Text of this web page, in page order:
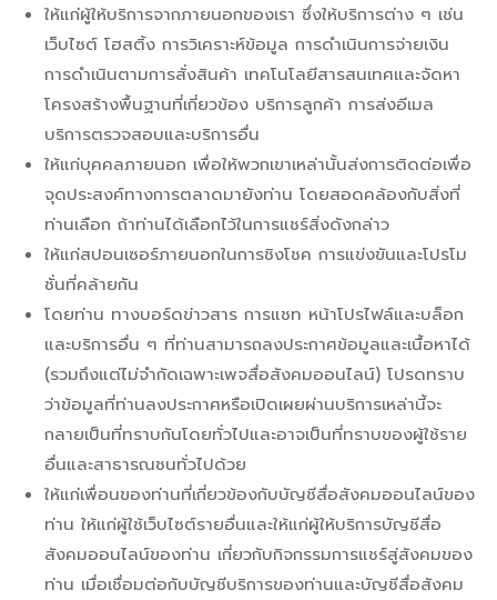
ให้แก่ผู้ให้บริการจากภายนอกของเรา ซึ่งให้บริการต่าง ๆ เช่น
เว็บไซต์ โฮสติ้ง การวิเคราะห์ข้อมูล การดำเนินการจ่ายเงิน
การดำเนินตามการสั่งสินค้า เทคโนโลยีสารสนเทศและจัดหา
โครงสร้างพื้นฐานที่เกี่ยวข้อง บริการลูกค้า การส่งอีเมล
บริการตรวจสอบและบริการอื่น
ให้แก่บุคคลภายนอก เพื่อให้พวกเขาเหล่านั้นส่งการติดต่อเพื่อ
จุดประสงค์ทางการตลาดมายังท่าน โดยสอดคล้องกับสิ่งที่
ท่านเลือก ถ้าท่านได้เลือกไว้ในการแชร์สิ่งดังกล่าว
ให้แก่สปอนเซอร์ภายนอกในการชิงโชค การแข่งขันและโปรโม
ชั่นที่คล้ายกัน
โดยท่าน ทางบอร์ดข่าวสาร การแชท หน้าโปรไฟล์และบล็อก
และบริการอื่น ๆ ที่ท่านสามารถลงประกาศข้อมูลและเนื้อหาได้
(รวมถึงแต่ไม่จำกัดเฉพาะเพจสื่อสังคมออนไลน์) โปรดทราบ
ว่าข้อมูลที่ท่านลงประกาศหรือเปิดเผยผ่านบริการเหล่านี้จะ
กลายเป็นที่ทราบกันโดยทั่วไปและอาจเป็นที่ทราบของผู้ใช้ราย
อื่นและสาธารณชนทั่วไปด้วย
ให้แก่เพื่อนของท่านที่เกี่ยวข้องกับบัญชีสื่อสังคมออนไลน์ของ
ท่าน ให้แก่ผู้ใช้เว็บไซต์รายอื่นและให้แก่ผู้ให้บริการบัญชีสื่อ
สังคมออนไลน์ของท่าน เกี่ยวกับกิจกรรมการแชร์สู่สังคมของ
ท่าน เมื่อเชื่อมต่อกับบัญชีบริการของท่านและบัญชีสื่อสังคม